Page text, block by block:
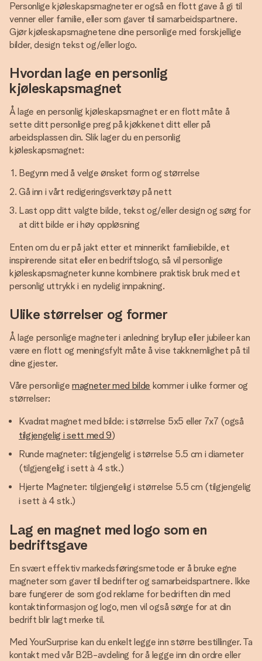
Personlige kjøleskapsmagneter er også en flott gave å gi til
venner eller familie, eller som gaver til samarbeidspartnere.
Gjør kjøleskapsmagnetene dine personlige med forskjellige
bilder, design tekst og/eller logo.
Hvordan lage en personlig
kjøleskapsmagnet
Å lage en personlig kjøleskapsmagnet er en flott måte å
sette ditt personlige preg på kjøkkenet ditt eller på
arbeidsplassen din. Slik lager du en personlig
kjøleskapsmagnet:
Begynn med å velge ønsket form og størrelse
Gå inn i vårt redigeringsverktøy på nett
Last opp ditt valgte bilde, tekst og/eller design og sørg for
at ditt bilde er i høy oppløsning
Enten om du er på jakt etter et minnerikt familiebilde, et
inspirerende sitat eller en bedriftslogo, så vil personlige
kjøleskapsmagneter kunne kombinere praktisk bruk med et
personlig uttrykk i en nydelig innpakning.
Ulike størrelser og former
Å lage personlige magneter i anledning bryllup eller jubileer kan
være en flott og meningsfylt måte å vise takknemlighet på til
dine gjester.
Våre personlige magneter med bilde kommer i ulike former og
størrelser:
Kvadrat magnet med bilde: i størrelse 5x5 eller 7x7 (også
tilgjengelig i sett med 9)
Runde magneter: tilgjengelig i størrelse 5.5 cm i diameter
(tilgjengelig i sett à 4 stk.)
Hjerte Magneter: tilgjengelig i størrelse 5.5 cm (tilgjengelig
i sett à 4 stk.)
Lag en magnet med logo som en
bedriftsgave
En svært effektiv markedsføringsmetode er å bruke egne
magneter som gaver til bedrifter og samarbeidspartnere. Ikke
bare fungerer de som god reklame for bedriften din med
kontaktinformasjon og logo, men vil også sørge for at din
bedrift blir lagt merke til.
Med YourSurprise kan du enkelt legge inn større bestillinger. Ta
kontakt med vår B2B-avdeling for å legge inn din ordre eller